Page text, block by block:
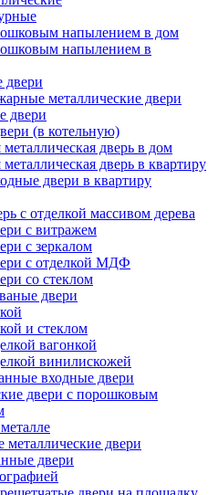
напылением в дом
напылением в
двери
металлические двери
двери
(в котельную)
дверь в дом
дверь в квартиру
двери в квартиру
с отделкой массивом дерева
с витражем
с зеркалом
с отделкой МДФ
со стеклом
двери
и стеклом
вагонкой
винилискожей
входные двери
двери с порошковым
двери
двери